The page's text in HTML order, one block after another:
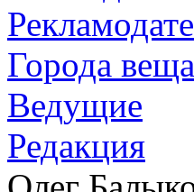
Города
Ведущие
Редакция